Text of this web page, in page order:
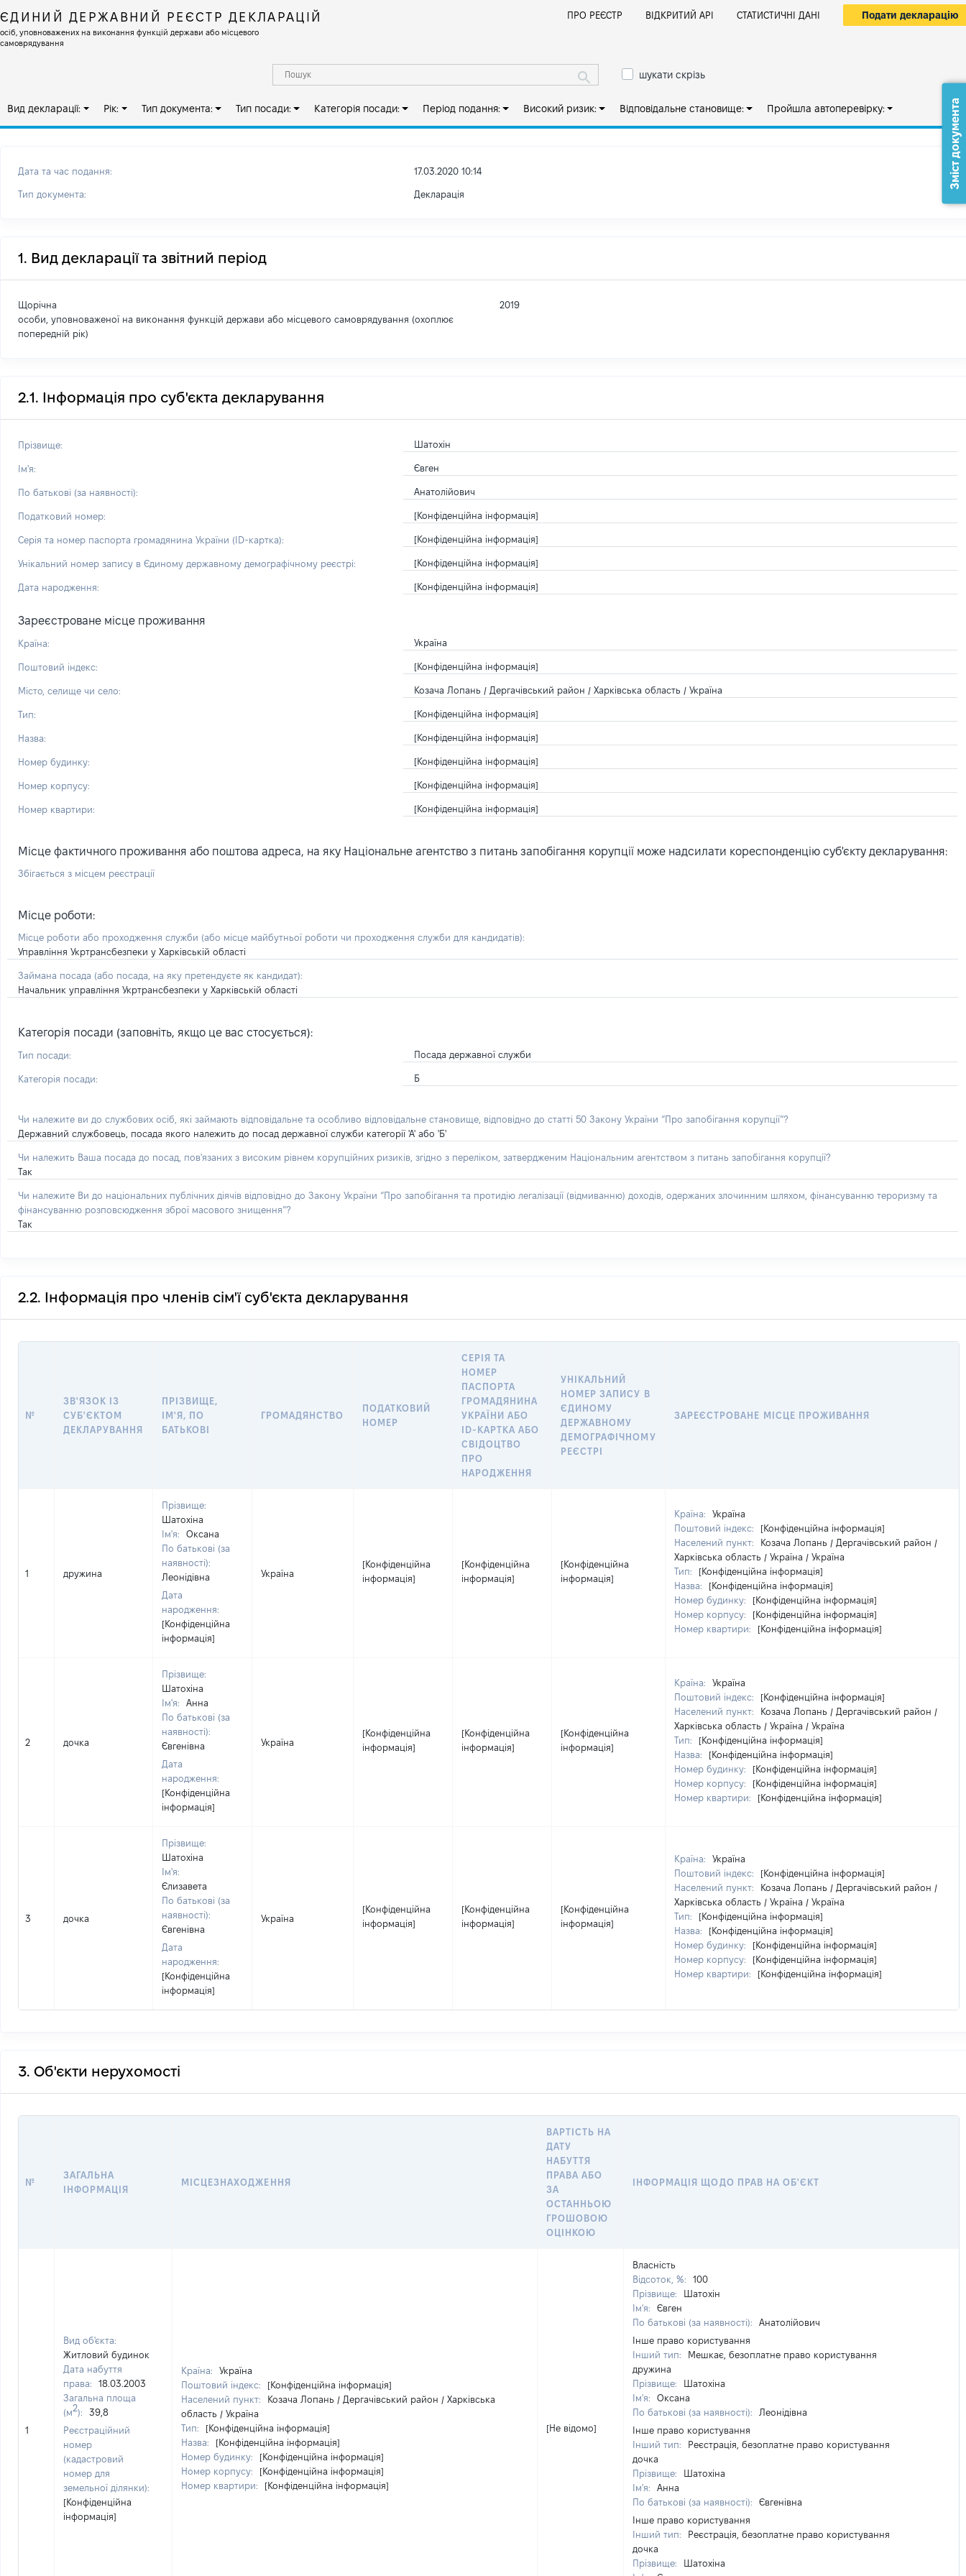
ЄДИНИЙ ДЕРЖАВНИЙ РЕЄСТР ДЕКЛАРАЦІЙ
осіб, уповноважених на виконання функцій держави або місцевого
самоврядування
ПРО РЕЄСТР ВІДКРИТИЙ АРІ СТАТИСТИЧНІ ДАНІ Подати декларацію
шукати скрізь
Вид декларації: Рік: Тип документа: Тип посади: Категорія посади: Період подання: Високий ризик: Відповідальне становище: Пройшла автоперевірку:
Дата та час подання: 17.03.2020 10:14
Тип документа: Декларація
1. Вид декларації та звітний період
Щорічна
особи, уповноваженої на виконання функцій держави або місцевого самоврядування (охоплює
попередній рік)
2019
2.1. Інформація про суб'єкта декларування
Прізвище: Шатохін
Ім'я: Євген
По батькові (за наявності): Анатолійович
Податковий номер: [Конфіденційна інформація]
Серія та номер паспорта громадянина України (ID-картка): [Конфіденційна інформація]
Унікальний номер запису в Єдиному державному демографічному реєстрі: [Конфіденційна інформація]
Дата народження: [Конфіденційна інформація]
Зареєстроване місце проживання
Країна: Україна
Поштовий індекс: [Конфіденційна інформація]
Місто, селище чи село: Козача Лопань / Дергачівський район / Харківська область / Україна
Тип: [Конфіденційна інформація]
Назва: [Конфіденційна інформація]
Номер будинку: [Конфіденційна інформація]
Номер корпусу: [Конфіденційна інформація]
Номер квартири: [Конфіденційна інформація]
Місце фактичного проживання або поштова адреса, на яку Національне агентство з питань запобігання корупції може надсилати кореспонденцію суб'єкту декларування:
Збігається з місцем реєстрації
Місце роботи:
Місце роботи або проходження служби (або місце майбутньої роботи чи проходження служби для кандидатів):
Управління Укртрансбезпеки у Харківській області
Займана посада (або посада, на яку претендуєте як кандидат):
Начальник управління Укртрансбезпеки у Харківській області
Категорія посади (заповніть, якщо це вас стосується):
Тип посади: Посада державної служби
Категорія посади: Б
Чи належите ви до службових осіб, які займають відповідальне та особливо відповідальне становище, відповідно до статті 50 Закону України “Про запобігання корупції”?
Державний службовець, посада якого належить до посад державної служби категорії 'А' або 'Б'
Чи належить Ваша посада до посад, пов'язаних з високим рівнем корупційних ризиків, згідно з переліком, затвердженим Національним агентством з питань запобігання корупції?
Так
Чи належите Ви до національних публічних діячів відповідно до Закону України “Про запобігання та протидію легалізації (відмиванню) доходів, одержаних злочинним шляхом, фінансуванню тероризму та
фінансуванню розповсюдження зброї масового знищення”?
Так
2.2. Інформація про членів сім'ї суб'єкта декларування
№
ЗВ'ЯЗОК ІЗ
СУБ'ЄКТОМ
ДЕКЛАРУВАННЯ
ПРІЗВИЩЕ,
ІМ'Я, ПО
БАТЬКОВІ
ГРОМАДЯНСТВО
ПОДАТКОВИЙ
НОМЕР
СЕРІЯ ТА
НОМЕР
ПАСПОРТА
ГРОМАДЯНИНА
УКРАЇНИ АБО
ID-КАРТКА АБО
СВІДОЦТВО
ПРО
НАРОДЖЕННЯ
УНІКАЛЬНИЙ
НОМЕР ЗАПИСУ В
ЄДИНОМУ
ДЕРЖАВНОМУ
ДЕМОГРАФІЧНОМУ
РЕЄСТРІ
ЗАРЕЄСТРОВАНЕ МІСЦЕ ПРОЖИВАННЯ
1 дружина
Прізвище:
Шатохіна
Ім'я:
Оксана
По батькові (за
наявності):
Леонідівна
Дата
народження:
[Конфіденційна
інформація]
Україна
[Конфіденційна
інформація]
[Конфіденційна
інформація]
[Конфіденційна
інформація]
Країна:
Україна
Поштовий індекс:
[Конфіденційна інформація]
Населений пункт:
Козача Лопань / Дергачівський район /
Харківська область / Україна / Україна
Тип:
[Конфіденційна інформація]
Назва:
[Конфіденційна інформація]
Номер будинку:
[Конфіденційна інформація]
Номер корпусу:
[Конфіденційна інформація]
Номер квартири:
[Конфіденційна інформація]
2 дочка
Прізвище:
Шатохіна
Ім'я:
Анна
По батькові (за
наявності):
Євгенівна
Дата
народження:
[Конфіденційна
інформація]
Україна
[Конфіденційна
інформація]
[Конфіденційна
інформація]
[Конфіденційна
інформація]
Країна:
Україна
Поштовий індекс:
[Конфіденційна інформація]
Населений пункт:
Козача Лопань / Дергачівський район /
Харківська область / Україна / Україна
Тип:
[Конфіденційна інформація]
Назва:
[Конфіденційна інформація]
Номер будинку:
[Конфіденційна інформація]
Номер корпусу:
[Конфіденційна інформація]
Номер квартири:
[Конфіденційна інформація]
3 дочка
Прізвище:
Шатохіна
Ім'я:
Єлизавета
По батькові (за
наявності):
Євгенівна
Дата
народження:
[Конфіденційна
інформація]
Україна
[Конфіденційна
інформація]
[Конфіденційна
інформація]
[Конфіденційна
інформація]
Країна:
Україна
Поштовий індекс:
[Конфіденційна інформація]
Населений пункт:
Козача Лопань / Дергачівський район /
Харківська область / Україна / Україна
Тип:
[Конфіденційна інформація]
Назва:
[Конфіденційна інформація]
Номер будинку:
[Конфіденційна інформація]
Номер корпусу:
[Конфіденційна інформація]
Номер квартири:
[Конфіденційна інформація]
3. Об'єкти нерухомості
№
ЗАГАЛЬНА
ІНФОРМАЦІЯ
МІСЦЕЗНАХОДЖЕННЯ
ВАРТІСТЬ НА
ДАТУ
НАБУТТЯ
ПРАВА АБО
ЗА
ОСТАННЬОЮ
ГРОШОВОЮ
ОЦІНКОЮ
ІНФОРМАЦІЯ ЩОДО ПРАВ НА ОБ'ЄКТ
1
Вид об'єкта:
Житловий будинок
Дата набуття
права:
18.03.2003
Загальна площа
(м2):
39,8
Реєстраційний
номер
(кадастровий
номер для
земельної ділянки):
[Конфіденційна
інформація]
Країна:
Україна
Поштовий індекс:
[Конфіденційна інформація]
Населений пункт:
Козача Лопань / Дергачівський район / Харківська
область / Україна
Тип:
[Конфіденційна інформація]
Назва:
[Конфіденційна інформація]
Номер будинку:
[Конфіденційна інформація]
Номер корпусу:
[Конфіденційна інформація]
Номер квартири:
[Конфіденційна інформація]
[Не відомо]
Власність
Відсоток, %:
100
Прізвище:
Шатохін
Ім'я:
Євген
По батькові (за наявності):
Анатолійович
Інше право користування
Інший тип:
Мешкає, безоплатне право користування
дружина
Прізвище:
Шатохіна
Ім'я:
Оксана
По батькові (за наявності):
Леонідівна
Інше право користування
Інший тип:
Реєстрація, безоплатне право користування
дочка
Прізвище:
Шатохіна
Ім'я:
Анна
По батькові (за наявності):
Євгенівна
Інше право користування
Інший тип:
Реєстрація, безоплатне право користування
дочка
Прізвище:
Шатохіна
Зміст документа